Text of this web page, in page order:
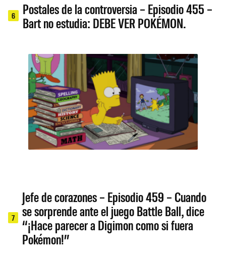
6
Postales de la controversia – Episodio 455 –
Bart no estudia: DEBE VER POKÉMON.
7
Jefe de corazones – Episodio 459 – Cuando
se sorprende ante el juego Battle Ball, dice
“¡Hace parecer a Digimon como si fuera
Pokémon!”